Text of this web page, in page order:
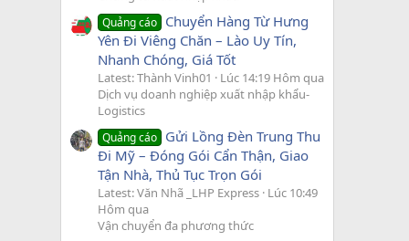
Quảng cáo Chuyển Hàng Từ Hưng
Yên Đi Viêng Chăn – Lào Uy Tín,
Nhanh Chóng, Giá Tốt
Latest: Thành Vinh01
Lúc 14:19 Hôm qua
Dịch vụ doanh nghiệp xuất nhập khẩu-
Logistics
Quảng cáo Gửi Lồng Đèn Trung Thu
Đi Mỹ – Đóng Gói Cẩn Thận, Giao
Tận Nhà, Thủ Tục Trọn Gói
Latest: Văn Nhã _LHP Express Lúc 10:49
Hôm qua
Vận chuyển đa phương thức